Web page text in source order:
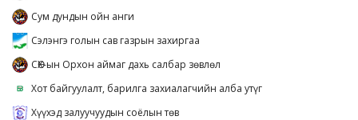
Сум дундын ойн анги
Сэлэнгэ голын сав газрын захиргаа
СӨХ-ын Орхон аймаг дахь салбар зөвлөл
Хот байгуулалт, барилга захиалагчийн алба утүг
Хүүхэд залуучуудын соёлын төв